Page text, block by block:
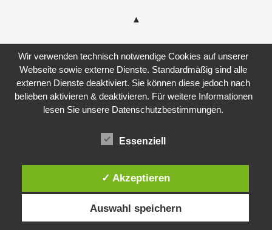
Wir verwenden technisch notwendige Cookies auf unserer
Webseite sowie externe Dienste. Standardmäßig sind alle
externen Dienste deaktiviert. Sie können diese jedoch nach
belieben aktivieren & deaktivieren. Für weitere Informationen
lesen Sie unsere Datenschutzbestimmungen.
Essenziell
✓ Akzeptieren
Auswahl speichern